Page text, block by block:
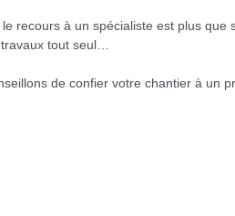
recours à un spécialiste est plus que
tout seul…
de confier votre chantier à un